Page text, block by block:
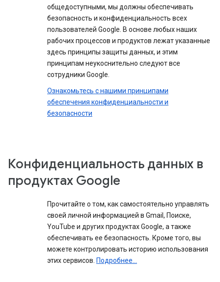
общедоступными, мы должны обеспечивать
безопасность и конфиденциальность всех
пользователей Google. В основе любых наших
рабочих процессов и продуктов лежат указанные
здесь принципы защиты данных, и этим
принципам неукоснительно следуют все
сотрудники Google.
Ознакомьтесь с нашими принципами
обеспечения конфиденциальности и
безопасности
Конфиденциальность данных в
продуктах Google
Прочитайте о том, как самостоятельно управлять
своей личной информацией в Gmail, Поиске,
YouTube и других продуктах Google, а также
обеспечивать ее безопасность. Кроме того, вы
можете контролировать историю использования
этих сервисов. Подробнее...